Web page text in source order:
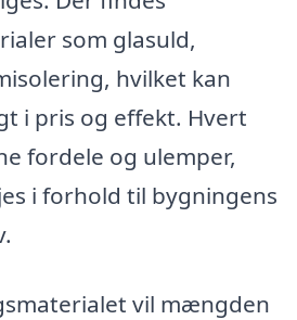
som glasuld,
hvilket kan
i pris og effekt. Hvert
fordele og ulemper,
i forhold til bygningens
vil mængden